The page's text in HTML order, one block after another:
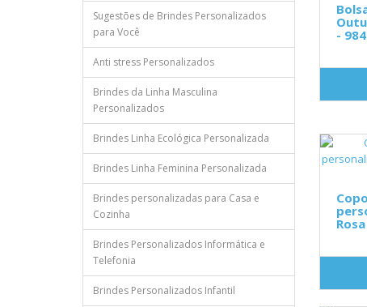
Sugestões de Brindes Personalizados
para Você
Anti stress Personalizados
Brindes da Linha Masculina
Personalizados
Brindes Linha Ecológica Personalizada
Brindes Linha Feminina Personalizada
Brindes personalizadas para Casa e
Cozinha
Brindes Personalizados Informática e
Telefonia
Brindes Personalizados Infantil
-